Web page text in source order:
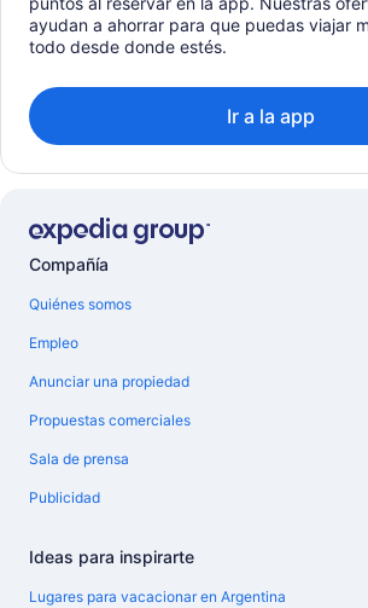
ayudan a ahorrar para que puedas viajar
todo desde donde estés.
Ir a la app
Compañía
Quiénes somos
Empleo
Anunciar una propiedad
Propuestas comerciales
Sala de prensa
Publicidad
Ideas para inspirarte
Lugares para vacacionar en Argentina